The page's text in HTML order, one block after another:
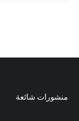
منشورات شائعة